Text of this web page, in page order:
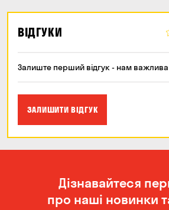
ВІДГУКИ
Залиште перший відгук - нам
ЗАЛИШИТИ ВІДГУК
Дізнавайтеся
про наші новинки